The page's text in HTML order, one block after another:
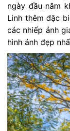
ngày đầu năm
Linh thêm đặc
các nhiếp ảnh
hình ảnh đẹp